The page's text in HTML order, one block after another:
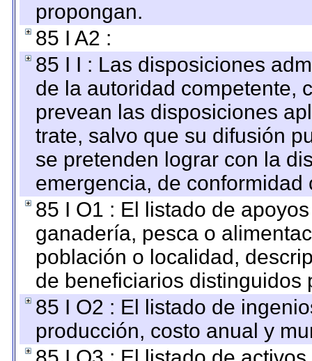
propongan.
85 I A2 :
85 I I : Las disposiciones
de la autoridad competente,
prevean las disposiciones
trate, salvo que su difusión
se pretenden lograr con la
emergencia, de
85 I O1 : El listado de
ganadería, pesca o
población o localidad,
de beneficiarios distinguidos
85 I O2 : El listado de
producción, costo anual y